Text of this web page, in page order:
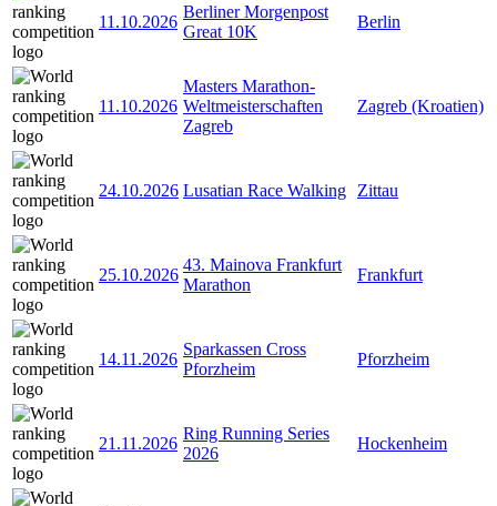
11.10.2026
Berliner Morgenpost
Great 10K
Berlin
11.10.2026
Masters Marathon-
Weltmeisterschaften
Zagreb
Zagreb (Kroatien)
24.10.2026 Lusatian Race Walking Zittau
25.10.2026
43. Mainova Frankfurt
Marathon
Frankfurt
14.11.2026
Sparkassen Cross
Pforzheim
Pforzheim
21.11.2026
Ring Running Series
2026
Hockenheim